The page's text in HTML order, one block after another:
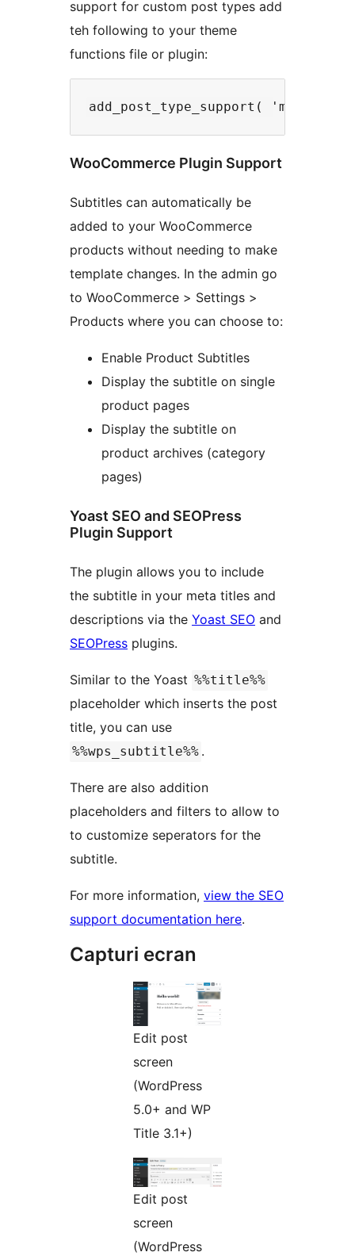
support for custom post types add
teh following to your theme
functions file or plugin:
WooCommerce Plugin Support
Subtitles can automatically be
added to your WooCommerce
products without needing to make
template changes. In the admin go
to WooCommerce > Settings >
Products where you can choose to:
Enable Product Subtitles
Display the subtitle on single
product pages
Display the subtitle on
product archives (category
pages)
Yoast SEO and SEOPress
Plugin Support
The plugin allows you to include
the subtitle in your meta titles and
descriptions via the Yoast SEO and
SEOPress plugins.
Similar to the Yoast %%title%%
placeholder which inserts the post
title, you can use
%%wps_subtitle%% .
There are also addition
placeholders and filters to allow to
to customize seperators for the
subtitle.
For more information, view the SEO
support documentation here.
Capturi ecran
Edit post
screen
(WordPress
5.0+ and WP
Title 3.1+)
Edit post
screen
(WordPress